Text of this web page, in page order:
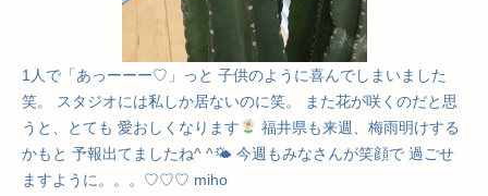
1人で「あっーーー♡」っと 子供のように喜んでしまいました
笑。 スタジオには私しか居ないのに笑。 また花が咲くのだと思
うと、とても 愛おしくなります
福井県も来週、梅雨明けする
かもと 予報出てましたね^ ^🌤 今週もみなさんが笑顔で 過ごせ
ますように。。。♡♡♡ miho